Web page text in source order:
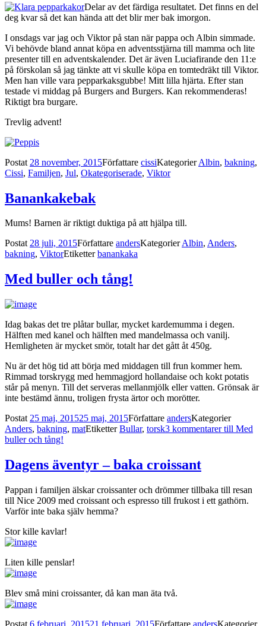
Delar av det färdiga resultatet. Det finns en del
deg kvar så det kan hända att det blir mer bak imorgon.
I onsdags var jag och Viktor på stan när pappa och Albin simmade.
Vi behövde bland annat köpa en adventsstjärna till mamma och lite
presenter till en adventskalender. Det är även Luciafirande den 11:e
på förskolan så jag tänkte att vi skulle köpa en tomtedräkt till Viktor.
Men han ville vara pepparkaksgubbe! Mitt lilla hjärta. Efter stan
testade vi middag på Burgers and Burgers. Kan rekommenderas!
Riktigt bra burgare.
Trevlig advent!
Postat 28 november, 2015Författare cissiKategorierAlbin, bakning,
Cissi, Familjen, Jul, Okategoriserade, Viktor
Banankakebak
Mums! Barnen är riktigt duktiga på att hjälpa till.
Postat28 juli, 2015Författare andersKategorierAlbin, Anders,
bakning, ViktorEtiketterbanankaka
Med buller och tång!
Idag bakas det tre plåtar bullar, mycket kardemumma i degen.
Hälften med kanel och hälften med mandelmassa och vanilj.
Hemligheten är mycket smör, totalt har det gått åt 450g.
Nu är det hög tid att börja med middagen till frun kommer hem.
Rimmad torskrygg med hemmagjord hollandaise och kokt potatis
står på menyn. Till det serveras mellanmjölk eller vatten. Grönsak är
inte bestämd ännu, troligen frysta ärtor och morötter.
Postat 25 maj, 201525 maj, 2015Författare andersKategorier
Anders, bakning, matEtiketterBullar, torsk3 kommentarertill Med
buller och tång!
Dagens äventyr – baka croissant
Pappan i familjen älskar croissanter och drömmer tillbaka till resan
till Nice 2009 med croissant och espresso till frukost i ett gathörn.
Varför inte baka själv hemma?
Stor kille kavlar!
Liten kille penslar!
Blev små mini croissanter, då kan man äta två.
Postat 6 februari, 201521 februari, 2015Författare andersKategorier